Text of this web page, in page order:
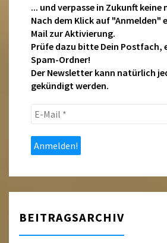
... und verpasse in Zukunft keine
Nach dem Klick auf "Anmelden"
Mail zur Aktivierung.
Prüfe dazu bitte Dein Postfach,
Spam-Ordner!
Der Newsletter kann natürlich
gekündigt werden.
E-
*
BEITRAGSARCHIV